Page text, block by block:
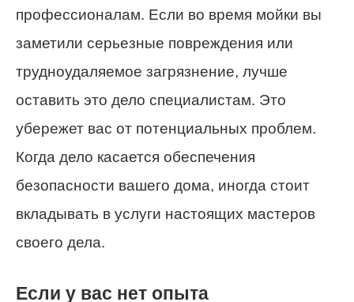
профессионалам. Если во время мойки вы
заметили серьезные повреждения или
трудноудаляемое загрязнение, лучше
оставить это дело специалистам. Это
убережет вас от потенциальных проблем.
Когда дело касается обеспечения
безопасности вашего дома, иногда стоит
вкладывать в услуги настоящих мастеров
своего дела.
Если у вас нет опыта